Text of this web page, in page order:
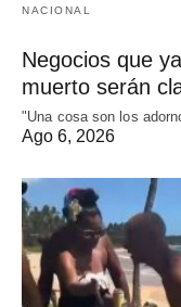
NACIONAL
Negocios que
muerto serán
"Una cosa son los
Ago 6, 2026